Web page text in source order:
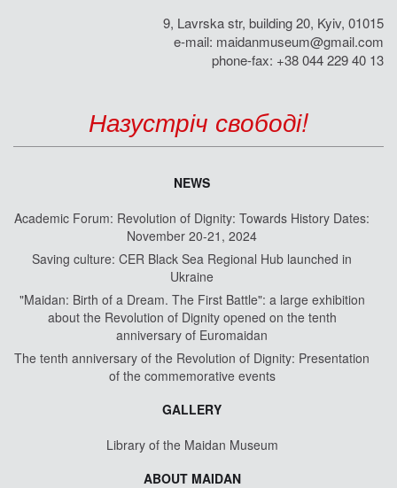
9, Lavrska str, building 20, Kyiv, 01015
e-mail: maidanmuseum@gmail.com
phone-fax: +38 044 229 40 13
Назустріч свободі!
NEWS
Academic Forum: Revolution of Dignity: Towards History Dates:
November 20-21, 2024
Saving culture: CER Black Sea Regional Hub launched in
Ukraine
"Maidan: Birth of a Dream. The First Battle": a large exhibition
about the Revolution of Dignity opened on the tenth
anniversary of Euromaidan
The tenth anniversary of the Revolution of Dignity: Presentation
of the commemorative events
GALLERY
Library of the Maidan Museum
ABOUT MAIDAN